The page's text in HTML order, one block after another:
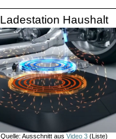
Ladestation Haushalt
Quelle: Ausschnitt aus Video 3 (Liste)